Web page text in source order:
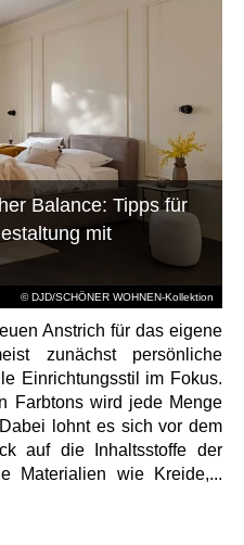
© DJD/SCHÖNER WOHNEN-Kollektion
Balance: Tipps für
mit
Anstrich für das eigene
zunächst persönliche
Einrichtungsstil im Fokus.
Farbtons wird jede Menge
lohnt es sich vor dem
auf die Inhaltsstoffe der
Materialien wie Kreide,...